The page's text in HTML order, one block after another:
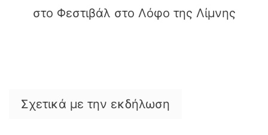
στο Φεστιβάλ στο Λόφο της Λίμνης
Σχετικά με την εκδήλωση